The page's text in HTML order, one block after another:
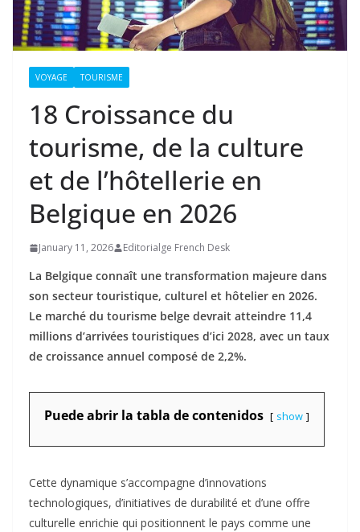
VOYAGE TOURISME
18 Croissance du
tourisme, de la culture
et de l’hôtellerie en
Belgique en 2026
January 11, 2026 Editorialge French Desk
La Belgique connaît une transformation majeure dans
son secteur touristique, culturel et hôtelier en 2026.
Le marché du tourisme belge devrait atteindre 11,4
millions d’arrivées touristiques d’ici 2028, avec un taux
de croissance annuel composé de 2,2%.
Puede abrir la tabla de contenidos show
Cette dynamique s’accompagne d’innovations
technologiques, d’initiatives de durabilité et d’une offre
culturelle enrichie qui positionnent le pays comme une